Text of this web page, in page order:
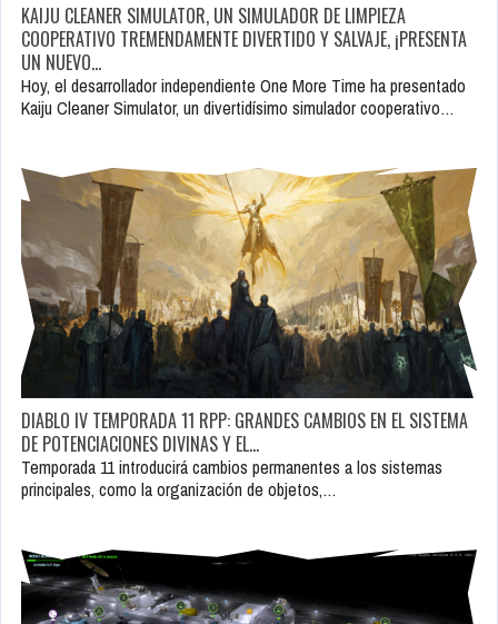
KAIJU CLEANER SIMULATOR, UN SIMULADOR DE LIMPIEZA
COOPERATIVO TREMENDAMENTE DIVERTIDO Y SALVAJE, ¡PRESENTA
UN NUEVO…
Hoy, el desarrollador independiente One More Time ha presentado
Kaiju Cleaner Simulator, un divertidísimo simulador cooperativo…
DIABLO IV TEMPORADA 11 RPP: GRANDES CAMBIOS EN EL SISTEMA
DE POTENCIACIONES DIVINAS Y EL…
Temporada 11 introducirá cambios permanentes a los sistemas
principales, como la organización de objetos,…